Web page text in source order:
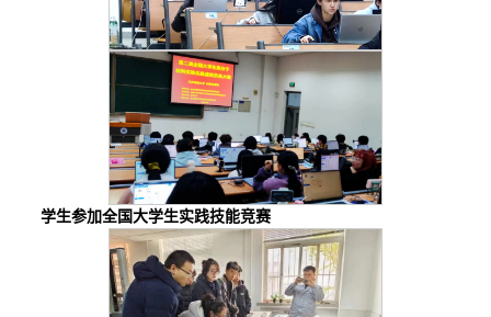
学生参加全国大学生实践技能竞赛